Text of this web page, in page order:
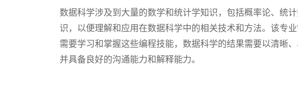
数据科学涉及到大量的数学和统计学知识，包括概率论、统
识，以便理解和应用在数据科学中的相关技术和方法。该专
需要学习和掌握这些编程技能，数据科学的结果需要以清晰
并具备良好的沟通能力和解释能力。